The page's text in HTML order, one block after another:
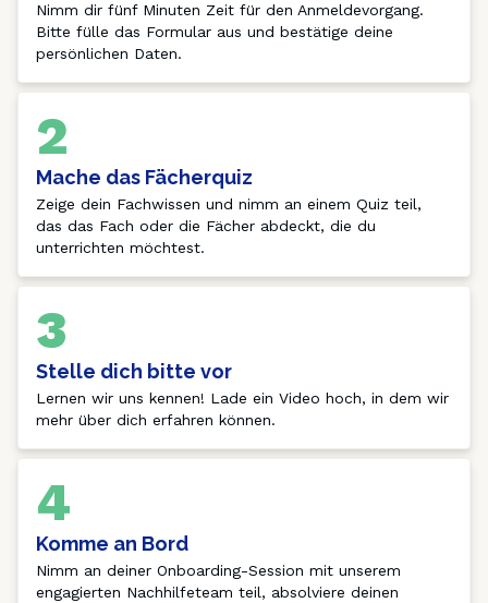
Nimm dir fünf Minuten Zeit für den Anmeldevorgang.
Bitte fülle das Formular aus und bestätige deine
persönlichen Daten.
2
Mache das Fächerquiz
Zeige dein Fachwissen und nimm an einem Quiz teil,
das das Fach oder die Fächer abdeckt, die du
unterrichten möchtest.
3
Stelle dich bitte vor
Lernen wir uns kennen! Lade ein Video hoch, in dem wir
mehr über dich erfahren können.
4
Komme an Bord
Nimm an deiner Onboarding-Session mit unserem
engagierten Nachhilfeteam teil, absolviere deinen